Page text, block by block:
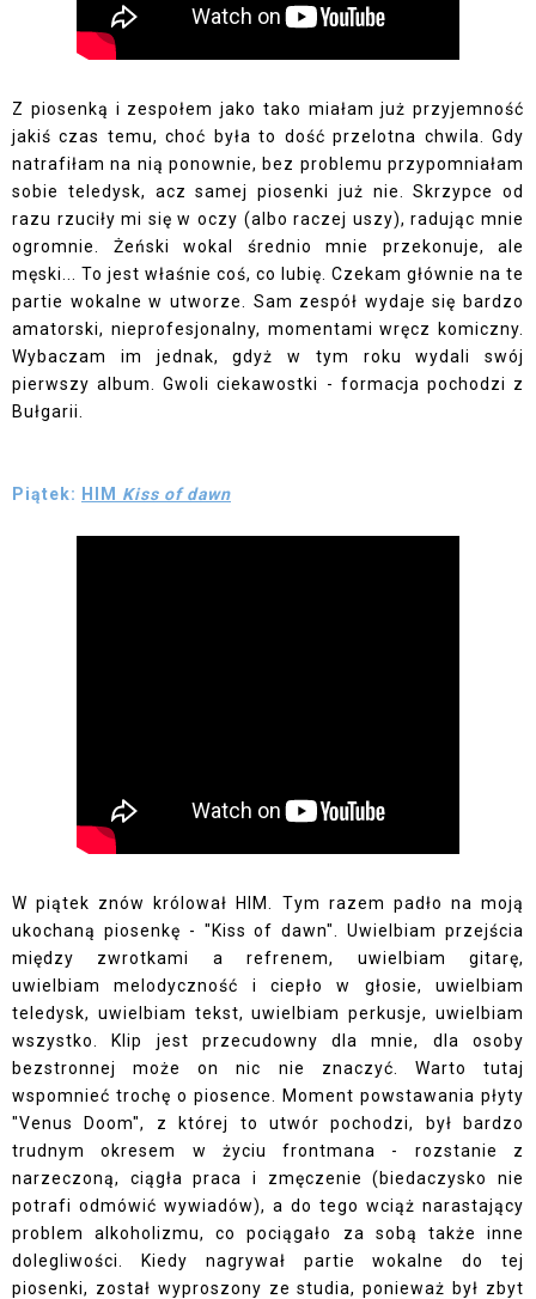
Z piosenką i zespołem jako tako miałam już przyjemność
jakiś czas temu, choć była to dość przelotna chwila. Gdy
natrafiłam na nią ponownie, bez problemu przypomniałam
sobie teledysk, acz samej piosenki już nie. Skrzypce od
razu rzuciły mi się w oczy (albo raczej uszy), radując mnie
ogromnie. Żeński wokal średnio mnie przekonuje, ale
męski... To jest właśnie coś, co lubię. Czekam głównie na te
partie wokalne w utworze. Sam zespół wydaje się bardzo
amatorski, nieprofesjonalny, momentami wręcz komiczny.
Wybaczam im jednak, gdyż w tym roku wydali swój
pierwszy album. Gwoli ciekawostki - formacja pochodzi z
Bułgarii.
Piątek: HIM Kiss of dawn
W piątek znów królował HIM. Tym razem padło na moją
ukochaną piosenkę - "Kiss of dawn". Uwielbiam przejścia
między zwrotkami a refrenem, uwielbiam gitarę,
uwielbiam melodyczność i ciepło w głosie, uwielbiam
teledysk, uwielbiam tekst, uwielbiam perkusje, uwielbiam
wszystko. Klip jest przecudowny dla mnie, dla osoby
bezstronnej może on nic nie znaczyć. Warto tutaj
wspomnieć trochę o piosence. Moment powstawania płyty
"Venus Doom", z której to utwór pochodzi, był bardzo
trudnym okresem w życiu frontmana - rozstanie z
narzeczoną, ciągła praca i zmęczenie (biedaczysko nie
potrafi odmówić wywiadów), a do tego wciąż narastający
problem alkoholizmu, co pociągało za sobą także inne
dolegliwości. Kiedy nagrywał partie wokalne do tej
piosenki, został wyproszony ze studia, ponieważ był zbyt